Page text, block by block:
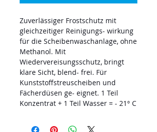
Zuverlässiger Frostschutz mit
gleichzeitiger Reinigungs- wirkung
für die Scheibenwaschanlage, ohne
Methanol. Mit
Wiedervereisungsschutz, bringt
klare Sicht, blend- frei. Für
Kunststoffstreuscheiben und
Fächerdüsen ge- eignet. 1 Teil
Konzentrat + 1 Teil Wasser = - 21° C